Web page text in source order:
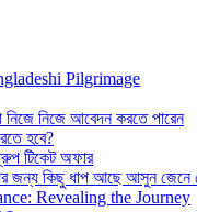
Pilgrimage
নিজে নিজে আবেদন করতে পারেন
হবে?
টিকেট অফার
জন্য কিছু ধাপ আছে আসুন জেনে
Revealing the Journey